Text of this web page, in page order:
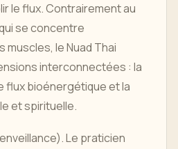
le flux. Contrairement au
se concentre
muscles, le Nuad Thai
interconnectées : la
flux bioénergétique et la
et spirituelle.
Le praticien